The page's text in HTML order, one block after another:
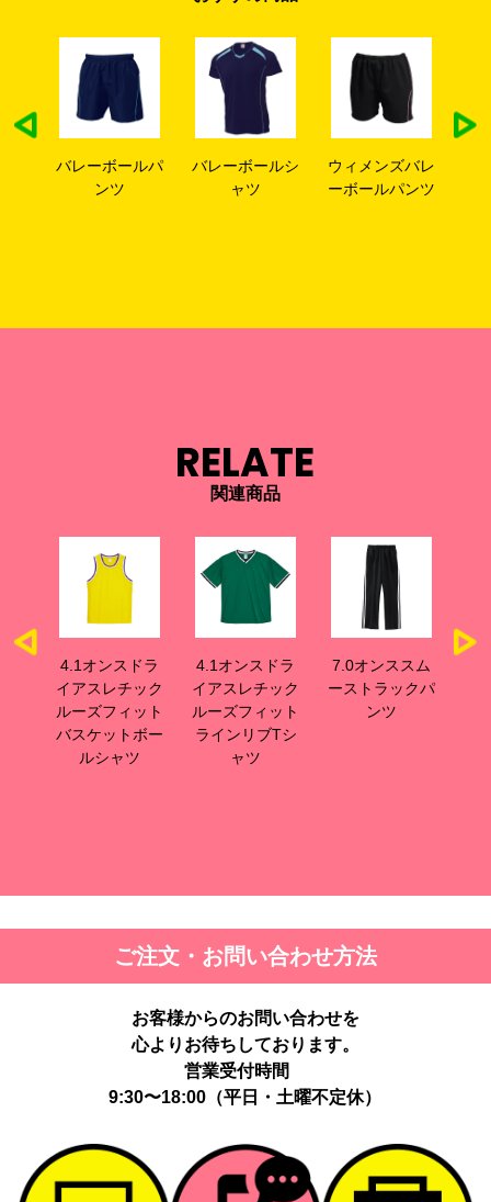
バレーボールパ
ンツ
バレーボールシ
ャツ
ウィメンズバレ
ーボールパンツ
RELATE
関連商品
4.1オンスドラ
イアスレチック
ルーズフィット
バスケットボー
ルシャツ
4.1オンスドラ
イアスレチック
ルーズフィット
ラインリブTシ
ャツ
7.0オンススム
ーストラックパ
ンツ
ご注文・お問い合わせ方法
お客様からのお問い合わせを
心よりお待ちしております。
営業受付時間
9:30〜18:00（平日・土曜不定休）